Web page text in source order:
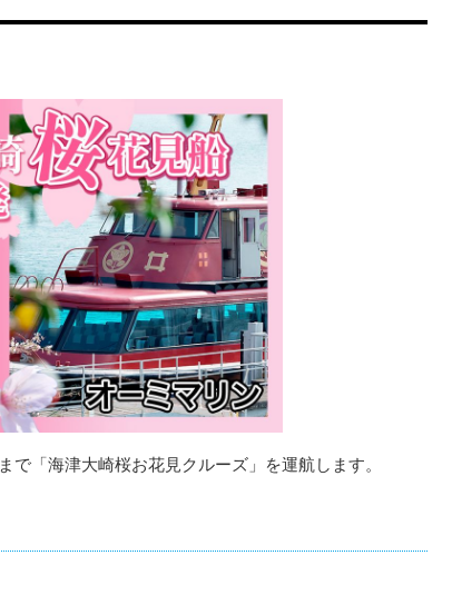
で「海津大崎桜お花見クルーズ」を運航します。